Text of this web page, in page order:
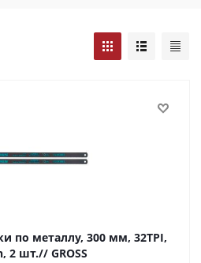
по металлу, 300 мм, 32TPI,
2 шт.// GROSS